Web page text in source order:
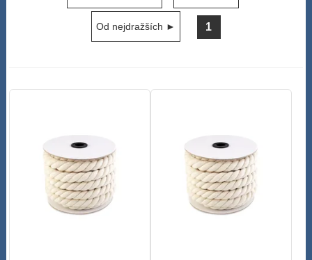
Od nejdražších ► 1